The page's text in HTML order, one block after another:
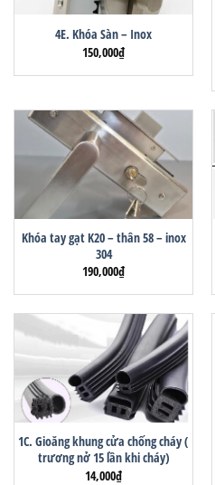
4E. Khóa Sàn – Inox
150,000₫
Khóa tay gạt K20 – thân 58 – inox
304
190,000₫
1C. Gioăng khung cửa chống cháy (
trương nở 15 lần khi cháy)
14,000₫